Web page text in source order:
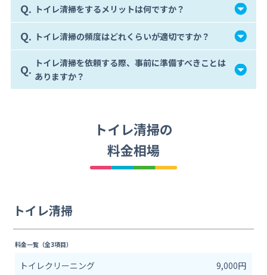
Q. トイレ清掃をするメリットは何ですか？
Q. トイレ清掃の頻度はどれくらいが適切ですか？
Q. トイレ清掃を依頼する際、事前に準備すべきことは
ありますか？
トイレ清掃の
料金相場
トイレ清掃
料金一覧（全3項目）
トイレクリーニング
9,000円